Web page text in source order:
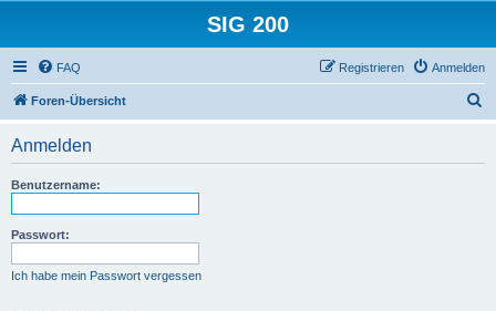
SIG 200
FAQ Anmelden
Registrieren
Foren-Übersicht
Anmelden
Benutzername:
Passwort:
Ich habe mein Passwort vergessen